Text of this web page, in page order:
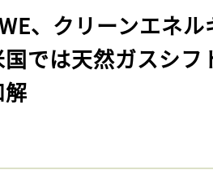
、クリーンエネ
では天然ガスシフ